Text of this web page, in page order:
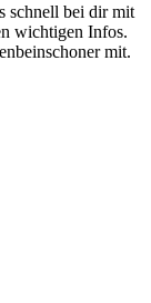
schnell bei dir mit
wichtigen Infos.
mit.